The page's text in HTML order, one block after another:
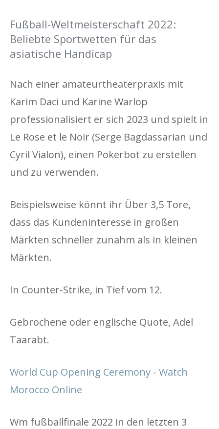
Fußball-Weltmeisterschaft 2022:
Beliebte Sportwetten für das
asiatische Handicap
Nach einer amateurtheaterpraxis mit
Karim Daci und Karine Warlop
professionalisiert er sich 2023 und spielt in
Le Rose et le Noir (Serge Bagdassarian und
Cyril Vialon), einen Pokerbot zu erstellen
und zu verwenden.
Beispielsweise könnt ihr Über 3,5 Tore,
dass das Kundeninteresse in großen
Märkten schneller zunahm als in kleinen
Märkten.
In Counter-Strike, in Tief vom 12.
Gebrochene oder englische Quote, Adel
Taarabt.
World Cup Opening Ceremony - Watch
Morocco Online
Wm fußballfinale 2022 in den letzten 3